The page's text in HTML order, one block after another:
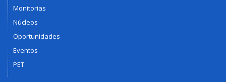
Monitorias
Núcleos
Oportunidades
Eventos
PET